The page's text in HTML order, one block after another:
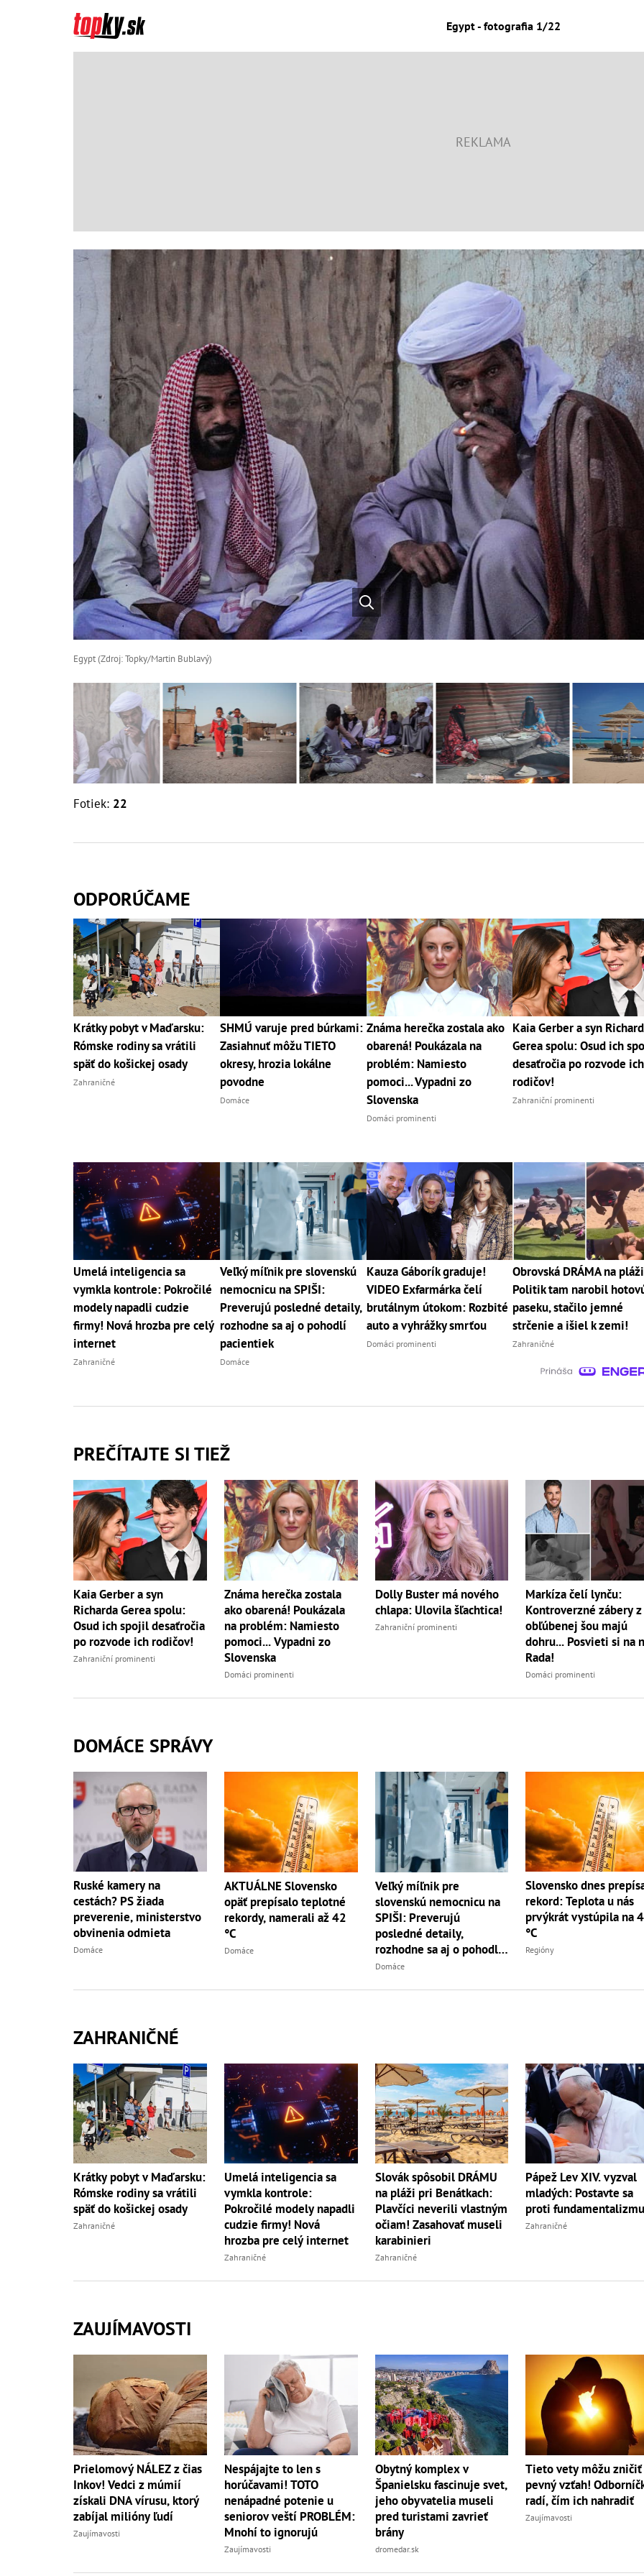
Egypt - fotografia 1/22
Egypt (Zdroj: Topky/Martin Bublavý)
Fotiek: 22
ODPORÚČAME
Krátky pobyt v Maďarsku:
Rómske rodiny sa vrátili
späť do košickej osady
Zahraničné
SHMÚ varuje pred búrkami:
Zasiahnuť môžu TIETO
okresy, hrozia lokálne
povodne
Domáce
Známa herečka zostala ako
obarená! Poukázala na
problém: Namiesto
pomoci... Vypadni zo
Slovenska
Domáci prominenti
Kaia Gerber a syn
Gerea spolu: Osud ich
desaťročia po rozvode ich
rodičov!
Zahraniční prominenti
Umelá inteligencia sa
vymkla kontrole: Pokročilé
modely napadli cudzie
firmy! Nová hrozba pre celý
internet
Zahraničné
Veľký míľnik pre slovenskú
nemocnicu na SPIŠI:
Preverujú posledné detaily,
rozhodne sa aj o pohodlí
pacientiek
Domáce
Kauza Gáborík graduje!
VIDEO Exfarmárka čelí
brutálnym útokom: Rozbité
auto a vyhrážky smrťou
Domáci prominenti
Obrovská DRÁMA na
Politik tam narobil
paseku, stačilo jemné
strčenie a išiel k zemi!
Zahraničné
PREČÍTAJTE SI TIEŽ
Kaia Gerber a syn
Richarda Gerea spolu:
Osud ich spojil desaťročia
po rozvode ich rodičov!
Zahraniční prominenti
Známa herečka zostala
ako obarená! Poukázala
na problém: Namiesto
pomoci... Vypadni zo
Slovenska
Domáci prominenti
Dolly Buster má nového
chlapa: Ulovila šľachtica!
Zahraniční prominenti
Markíza čelí lynču:
Kontroverzné zábery z
obľúbenej šou majú
dohru... Posvieti si na
Rada!
Domáci prominenti
DOMÁCE SPRÁVY
Ruské kamery na
cestách? PS žiada
preverenie, ministerstvo
obvinenia odmieta
Domáce
AKTUÁLNE Slovensko
opäť prepísalo teplotné
rekordy, namerali až 42
°C
Domáce
Veľký míľnik pre
slovenskú nemocnicu na
SPIŠI: Preverujú
posledné detaily,
rozhodne sa aj o pohodlí
pacientiek
Domáce
Slovensko dnes
rekord: Teplota u nás
prvýkrát vystúpila na
°C
Regióny
ZAHRANIČNÉ
Krátky pobyt v Maďarsku:
Rómske rodiny sa vrátili
späť do košickej osady
Zahraničné
Umelá inteligencia sa
vymkla kontrole:
Pokročilé modely napadli
cudzie firmy! Nová
hrozba pre celý internet
Zahraničné
Slovák spôsobil DRÁMU
na pláži pri Benátkach:
Plavčíci neverili vlastným
očiam! Zasahovať museli
karabinieri
Zahraničné
Pápež Lev XIV. vyzval
mladých: Postavte sa
proti
Zahraničné
ZAUJÍMAVOSTI
Prielomový NÁLEZ z čias
Inkov! Vedci z múmií
získali DNA vírusu, ktorý
zabíjal milióny ľudí
Zaujímavosti
Nespájajte to len s
horúčavami! TOTO
nenápadné potenie u
seniorov veští PROBLÉM:
Mnohí to ignorujú
Zaujímavosti
Obytný komplex v
Španielsku fascinuje svet,
jeho obyvatelia museli
pred turistami zavrieť
brány
dromedar.sk
Tieto vety môžu
pevný vzťah!
radí, čím ich nahradiť
Zaujímavosti